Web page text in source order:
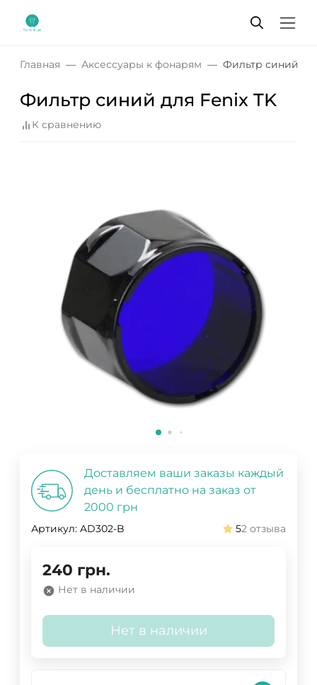
Главная Аксессуары к фонарям Фильтр синий
Фильтр синий для Fenix TK
К сравнению
Доставляем ваши заказы каждый
день и бесплатно на заказ от
2000 грн
Артикул: AD302-B 52 отзыва
240 грн.
Нет в наличии
Нет в наличии